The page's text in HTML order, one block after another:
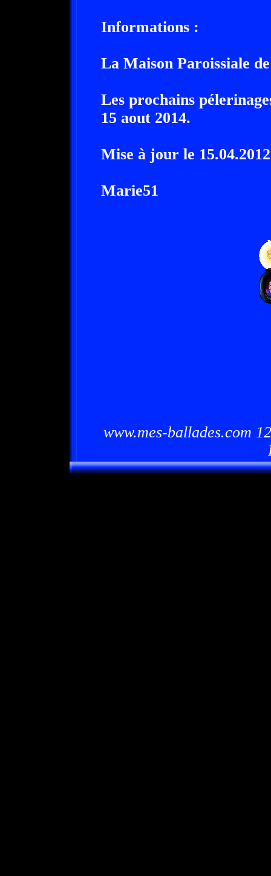
Informations :
La Maison Paroissiale
Les prochains
15 aout 2014.
Mise à jour le 15.04.2012
Marie51
www.mes-ballades.com